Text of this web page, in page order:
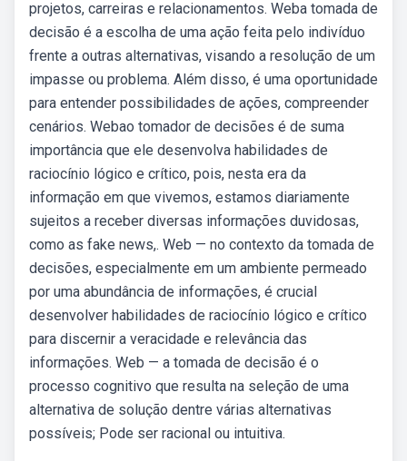
projetos, carreiras e relacionamentos. Weba tomada de
decisão é a escolha de uma ação feita pelo indivíduo
frente a outras alternativas, visando a resolução de um
impasse ou problema. Além disso, é uma oportunidade
para entender possibilidades de ações, compreender
cenários. Webao tomador de decisões é de suma
importância que ele desenvolva habilidades de
raciocínio lógico e crítico, pois, nesta era da
informação em que vivemos, estamos diariamente
sujeitos a receber diversas informações duvidosas,
como as fake news,. Web — no contexto da tomada de
decisões, especialmente em um ambiente permeado
por uma abundância de informações, é crucial
desenvolver habilidades de raciocínio lógico e crítico
para discernir a veracidade e relevância das
informações. Web — a tomada de decisão é o
processo cognitivo que resulta na seleção de uma
alternativa de solução dentre várias alternativas
possíveis; Pode ser racional ou intuitiva.